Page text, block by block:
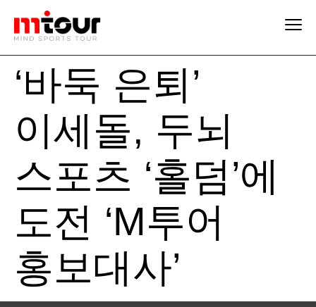
‘바둑 은퇴’
이세돌, 두뇌
스포츠 ‘홀덤’에
도전 ‘M투어
홍보대사’